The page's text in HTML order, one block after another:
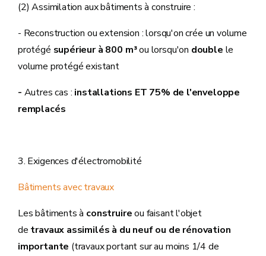
(2) Assimilation aux bâtiments à construire :
- Reconstruction ou extension : lorsqu'on crée un volume
protégé supérieur à 800 m³ou lorsqu'on double le
volume protégé existant
- Autres cas : installations ET 75% de l'enveloppe
remplacés
3. Exigences d'électromobilité
Bâtiments avec travaux
Les bâtiments à construireou faisant l'objet
de travaux assimilés à du neuf ou de rénovation
importante (travaux portant sur au moins 1/4 de